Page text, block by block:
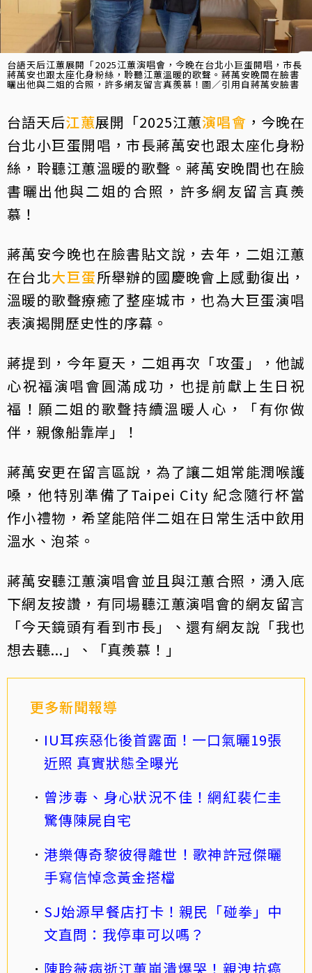
台語天后江蕙展開「2025江蕙演唱會，今晚在台北小巨蛋開唱，市長
蔣萬安也跟太座化身粉絲，聆聽江蕙溫暖的歌聲。蔣萬安晚間在臉書
曬出他與二姐的合照，許多網友留言真羨慕！圖／引用自蔣萬安臉書
台語天后江蕙展開「2025江蕙演唱會 ，今晚在
台北小巨蛋開唱，市長蔣萬安也跟太座化身粉
絲，聆聽江蕙溫暖的歌聲。蔣萬安晚間也在臉
書曬出他與二姐的合照，許多網友留言真羨
慕！
蔣萬安今晚也在臉書貼文說，去年，二姐江蕙
在台北大巨蛋所舉辦的國慶晚會上感動復出，
溫暖的歌聲療癒了整座城市，也為大巨蛋演唱
表演揭開歷史性的序幕。
蔣提到，今年夏天，二姐再次「攻蛋」，他誠
心祝福演唱會圓滿成功，也提前獻上生日祝
福！願二姐的歌聲持續溫暖人心，「有你做
伴，親像船靠岸」！
蔣萬安更在留言區說，為了讓二姐常能潤喉護
嗓，他特別準備了Taipei City 紀念隨行杯當
作小禮物，希望能陪伴二姐在日常生活中飲用
溫水、泡茶。
蔣萬安聽江蕙演唱會並且與江蕙合照，湧入底
下網友按讚，有同場聽江蕙演唱會的網友留言
「今天鏡頭有看到市長」、還有網友說「我也
想去聽...」、「真羨慕！」
更多新聞報導
IU耳疾惡化後首露面！一口氣曬19張
近照 真實狀態全曝光
曾涉毒、身心狀況不佳！網紅裴仁圭
驚傳陳屍自宅
港樂傳奇黎彼得離世！歌神許冠傑曬
手寫信悼念黃金搭檔
SJ始源早餐店打卡！親民「碰拳」中
文直問：我停車可以嗎？
陳聆薇病逝江蕙崩潰爆哭！親洩抗癌